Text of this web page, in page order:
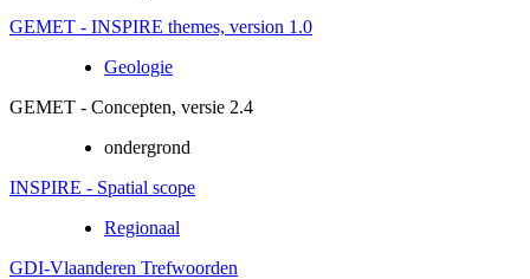
GEMET - INSPIRE themes, version 1.0
Geologie
GEMET - Concepten, versie 2.4
ondergrond
INSPIRE - Spatial scope
Regionaal
GDI-Vlaanderen Trefwoorden